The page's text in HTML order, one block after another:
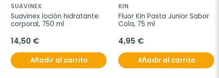
SUAVINEX
Suavinex loción hidratante
corporal, 750 ml
14,50 €
Añadir al carrito
KIN
Fluor KIn Pasta Junior Sabor
Cola, 75 ml
4,95 €
Añadir al carrito